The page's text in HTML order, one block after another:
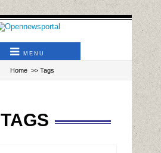
MENU
Home >> Tags
TAGS